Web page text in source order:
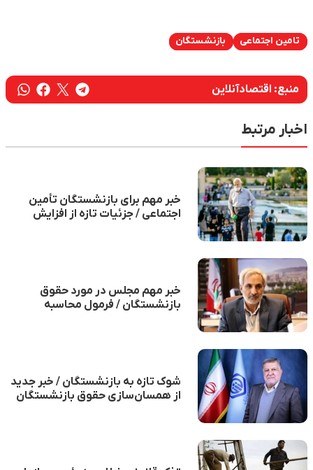
تامین اجتماعی بازنشستگان
منبع: اقتصادآنلاین
اخبار مرتبط
خبر مهم برای بازنشستگان تأمین
اجتماعی / جزئیات تازه از افزایش
خبر مهم مجلس در مورد حقوق
بازنشستگان / فرمول محاسبه
شوک تازه به بازنشستگان / خبر جدید
از همسان‌سازی حقوق بازنشستگان